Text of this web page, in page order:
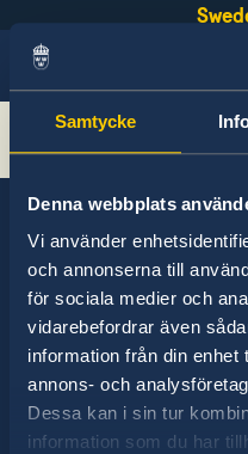
Samtycke
Denna webbplats
Vi använder
och annonserna till
för sociala medier och
vidarebefordrar även
information från din
annons- och
Dessa kan i sin tur
information som du har
Sweden has
all states in the
consulates in around
foreign
approximately 100
honorary consulates.